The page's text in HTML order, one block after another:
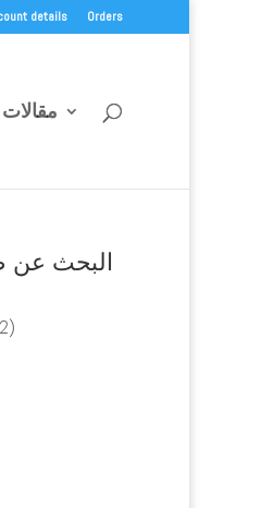
details Orders
مقالات
البحث عن